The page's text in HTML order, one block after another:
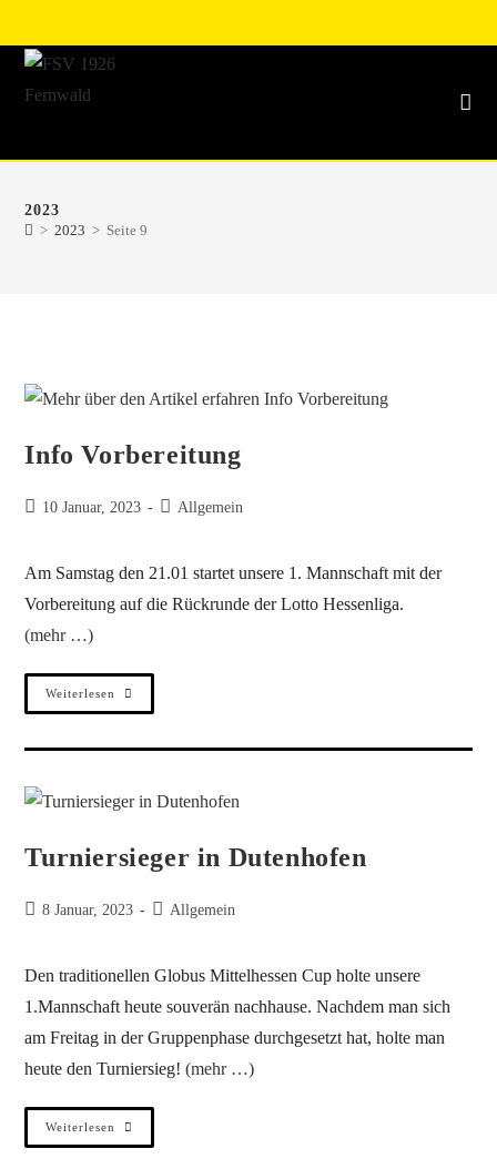
2023
> 2023 > Seite 9
Info Vorbereitung
10 Januar, 2023 Allgemein
Am Samstag den 21.01 startet unsere 1. Mannschaft mit der
Vorbereitung auf die Rückrunde der Lotto Hessenliga.
(mehr …)
Weiterlesen
Turniersieger in Dutenhofen
8 Januar, 2023 Allgemein
Den traditionellen Globus Mittelhessen Cup holte unsere
1.Mannschaft heute souverän nachhause. Nachdem man sich
am Freitag in der Gruppenphase durchgesetzt hat, holte man
heute den Turniersieg!(mehr …)
Weiterlesen